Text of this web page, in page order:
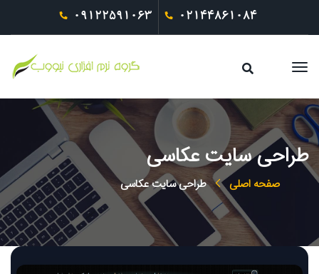
09122591063 02144861084
طراحی سایت عکاسی
صفحه اصلی طراحی سایت عکاسی